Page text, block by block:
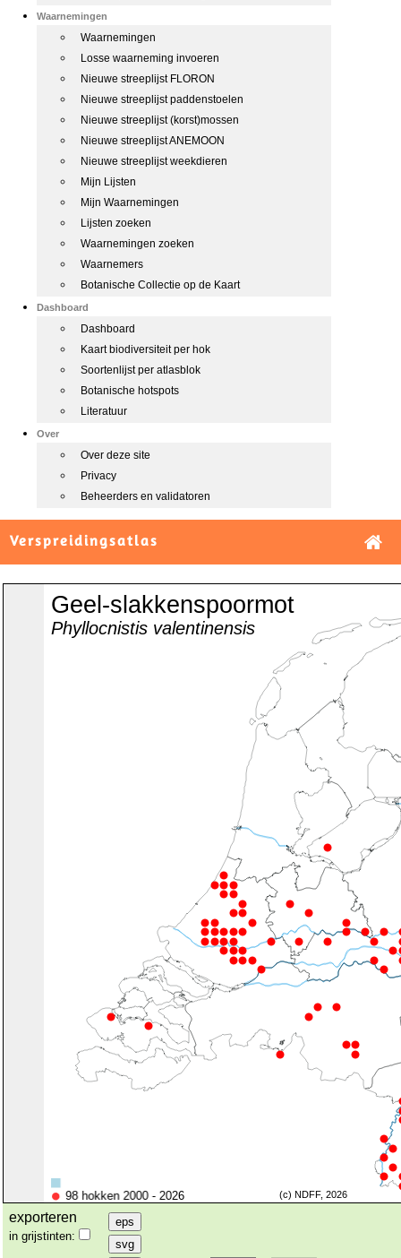
Waarnemingen
Waarnemingen
Losse waarneming invoeren
Nieuwe streeplijst FLORON
Nieuwe streeplijst paddenstoelen
Nieuwe streeplijst (korst)mossen
Nieuwe streeplijst ANEMOON
Nieuwe streeplijst weekdieren
Mijn Lijsten
Mijn Waarnemingen
Lijsten zoeken
Waarnemingen zoeken
Waarnemers
Botanische Collectie op de Kaart
Dashboard
Dashboard
Kaart biodiversiteit per hok
Soortenlijst per atlasblok
Botanische hotspots
Literatuur
Over
Over deze site
Privacy
Beheerders en validatoren
Verspreidingsatlas